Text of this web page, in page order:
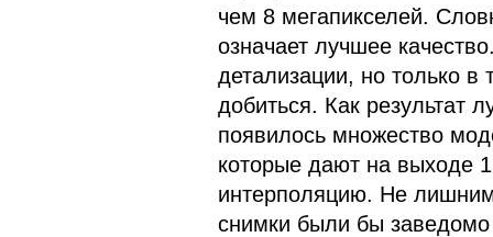
чем 8 мегапикселей.
означает лучшее
детализации, но только в
добиться. Как результат
появилось множество
которые дают на выходе
интерполяцию. Не лишним
снимки были бы заведомо